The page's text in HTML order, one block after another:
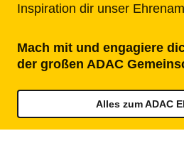
Inspiration dir unser
Mach mit und engagiere
der großen ADAC
Alles zum ADAC